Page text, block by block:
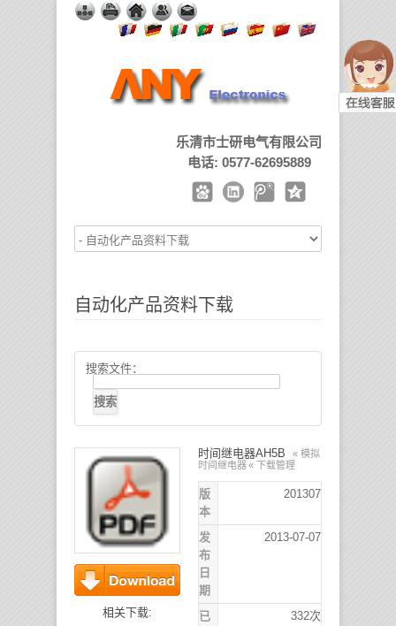
乐清市士研电气有限公司
电话: 0577-62695889
自动化产品资料下载
搜索文件：
下载
相关下载:
时间继电器AH5B
« 模拟
时间继电器 « 下载管理
版
本
201307
发
布
日
期
2013-07-07
已
332次